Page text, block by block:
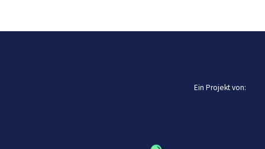
Ein Projekt von: